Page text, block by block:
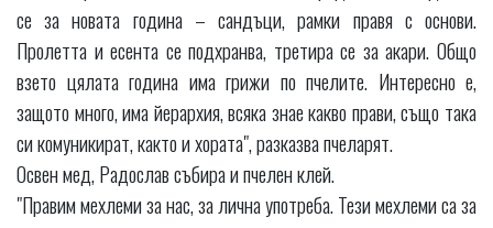
се за новата година – сандъци, рамки правя с основи.
Пролетта и есента се подхранва, третира се за акари. Общо
взето цялата година има грижи по пчелите. Интересно е,
защото много, има йерархия, всяка знае какво прави, също така
си комуникират, както и хората", разказва пчеларят.
Освен мед, Радослав събира и пчелен клей.
"Правим мехлеми за нас, за лична употреба. Тези мехлеми са за